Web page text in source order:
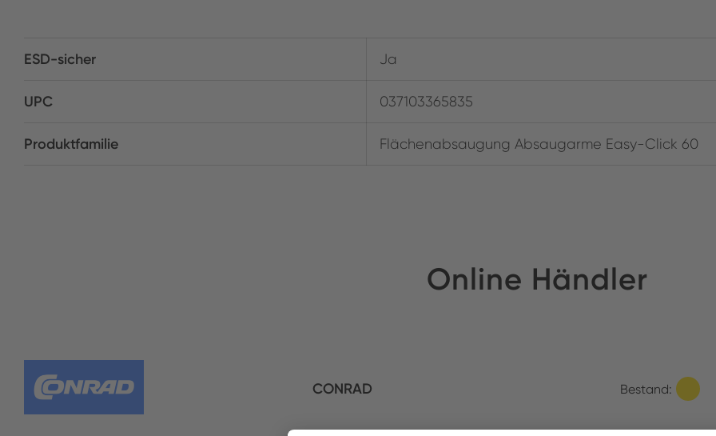
ESD-sicher Ja
UPC 037103365835
Produktfamilie Flächenabsaugung Absaugarme Easy-Click 60
Online Händler
CONRAD Bestand: